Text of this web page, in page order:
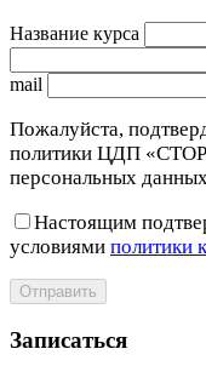
Название курса
mail
Пожалуйста,
политики ЦДП
персональных
Настоящим
условиями политики
Отправить
Записаться